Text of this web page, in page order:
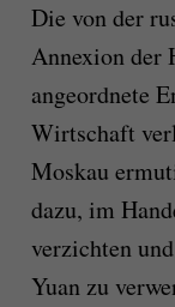
Die von der
Annexion der
angeordnete
Wirtschaft
Moskau
dazu, im
verzichten
Yuan zu